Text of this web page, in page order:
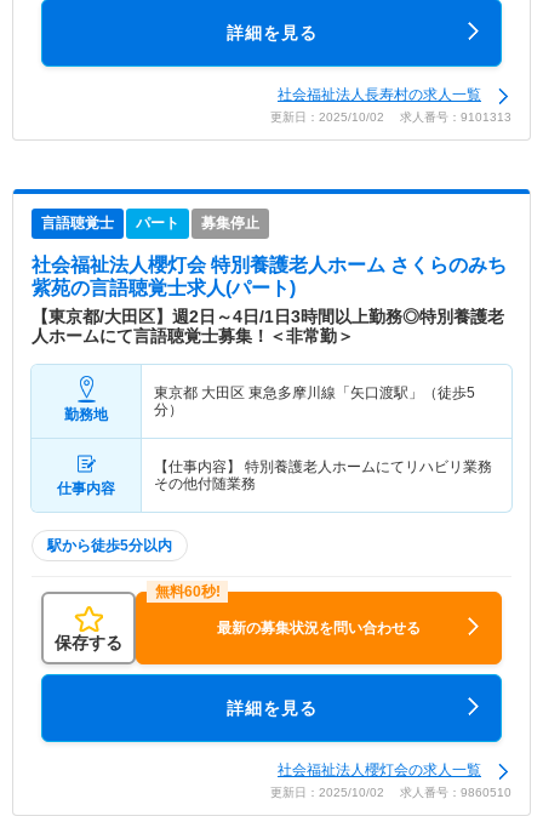
詳細を見る
社会福祉法人長寿村の求人一覧
更新日：2025/10/02 求人番号：9101313
言語聴覚士 パート 募集停止
社会福祉法人櫻灯会 特別養護老人ホーム さくらのみち
紫苑の言語聴覚士求人(パート)
【東京都/大田区】週2日～4日/1日3時間以上勤務◎特別養護老
人ホームにて言語聴覚士募集！＜非常勤＞
勤務地
東京都 大田区 東急多摩川線「矢口渡駅」（徒歩5
分）
仕事内容
【仕事内容】 特別養護老人ホームにてリハビリ業務
その他付随業務
駅から徒歩5分以内
保存する
最新の募集状況を問い合わせる
詳細を見る
社会福祉法人櫻灯会の求人一覧
更新日：2025/10/02 求人番号：9860510